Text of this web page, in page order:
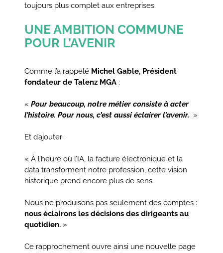
toujours plus complet aux entreprises.
UNE AMBITION COMMUNE
POUR L’AVENIR
Comme l’a rappelé Michel Gable, Président
fondateur de Talenz MGA :
«Pour beaucoup, notre métier consiste à acter
l’histoire. Pour nous, c’est aussi éclairer l’avenir. »
Et d’ajouter :
«À l’heure où l’IA, la facture électronique et la
data transforment notre profession, cette vision
historique prend encore plus de sens.
Nous ne produisons pas seulement des comptes :
nous éclairons les décisions des dirigeants au
quotidien. »
Ce rapprochement ouvre ainsi une nouvelle page